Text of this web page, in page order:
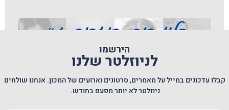
הירשמו
לניוזלטר שלנו
קבלו עדכונים במייל על מאמרים, סרטונים וארועים של המכון. אנחנו שולחים
ניוזלטר לא יותר מפעם בחודש.